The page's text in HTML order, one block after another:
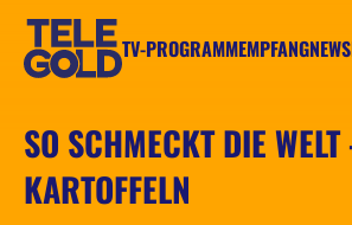
Zum
springen
TV-PROGRAMMEMPFANG
SO SCHMECKT DIE
KARTOFFELN